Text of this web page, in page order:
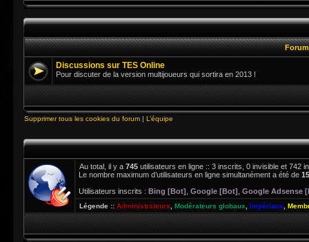
Discussions sur TES Online
Pour discuter de la version multijoueurs qui sortira en 2013 !
Supprimer tous les cookies du forum | L’équipe
Au total, il y a 745 utilisateurs en ligne :: 3 inscrits, 0 invisible et 742
Le nombre maximum d’utilisateurs en ligne simultanément a été de
Utilisateurs inscrits : Bing [Bot] Google [Bot] Google Adsense
Légende :: Administrateurs Modérateurs globaux Impériaux